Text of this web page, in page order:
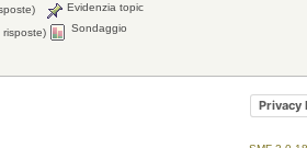
risposte)
Evidenzia topic
Sondaggio
Privacy